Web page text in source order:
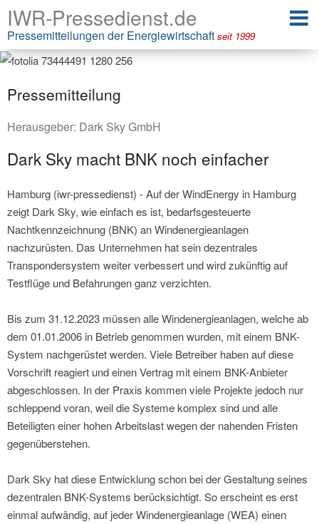
IWR-Pressedienst.de
Pressemitteilungen der Energiewirtschaft seit 1999
Pressemitteilung
Herausgeber: Dark Sky GmbH
Dark Sky macht BNK noch einfacher
Hamburg (iwr-pressedienst) - Auf der WindEnergy in Hamburg
zeigt Dark Sky, wie einfach es ist, bedarfsgesteuerte
Nachtkennzeichnung (BNK) an Windenergieanlagen
nachzurüsten. Das Unternehmen hat sein dezentrales
Transpondersystem weiter verbessert und wird zukünftig auf
Testflüge und Befahrungen ganz verzichten.
Bis zum 31.12.2023 müssen alle Windenergieanlagen, welche ab
dem 01.01.2006 in Betrieb genommen wurden, mit einem BNK-
System nachgerüstet werden. Viele Betreiber haben auf diese
Vorschrift reagiert und einen Vertrag mit einem BNK-Anbieter
abgeschlossen. In der Praxis kommen viele Projekte jedoch nur
schleppend voran, weil die Systeme komplex sind und alle
Beteiligten einer hohen Arbeitslast wegen der nahenden Fristen
gegenüberstehen.
Dark Sky hat diese Entwicklung schon bei der Gestaltung seines
dezentralen BNK-Systems berücksichtigt. So erscheint es erst
einmal aufwändig, auf jeder Windenergieanlage (WEA) einen